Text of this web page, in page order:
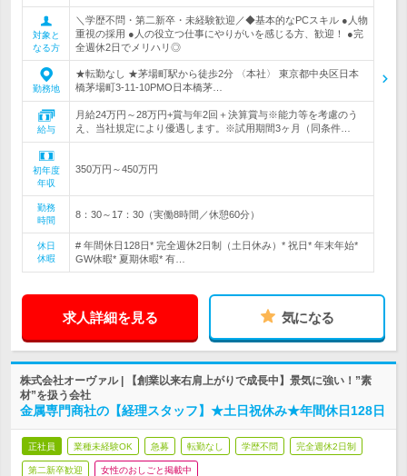
対象と
なる方
＼学歴不問・第二新卒・未経験歓迎／◆基本的なPCスキル ●人物
重視の採用 ●人の役立つ仕事にやりがいを感じる方、歓迎！ ●完
全週休2日でメリハリ◎
勤務地
★転勤なし ★茅場町駅から徒歩2分 〈本社〉 東京都中央区日本
橋茅場町3-11-10PMO日本橋茅…
給与
月給24万円～28万円+賞与年2回＋決算賞与※能力等を考慮のう
え、当社規定により優遇します。※試用期間3ヶ月（同条件…
初年度
年収
350万円～450万円
勤務
時間
8：30～17：30（実働8時間／休憩60分）
休日
休暇
# 年間休日128日* 完全週休2日制（土日休み）* 祝日* 年末年始*
GW休暇* 夏期休暇* 有…
求人詳細を見る 気になる
株式会社オーヴァル | 【創業以来右肩上がりで成長中】景気に強い！”素
材”を扱う会社
金属専門商社の【経理スタッフ】★土日祝休み★年間休日128日
正社員 業種未経験OK 急募 転勤なし 学歴不問 完全週休2日制
第二新卒歓迎 女性のおしごと掲載中